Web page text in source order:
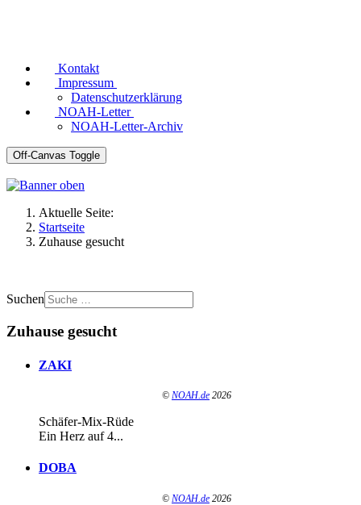
Kontakt
Impressum
Datenschutzerklärung
NOAH-Letter
NOAH-Letter-Archiv
Off-Canvas Toggle
Aktuelle Seite:
Startseite
Zuhause gesucht
Suchen
Zuhause gesucht
ZAKI
© NOAH.de 2026
Schäfer-Mix-Rüde
Ein Herz auf 4...
DOBA
© NOAH.de 2026